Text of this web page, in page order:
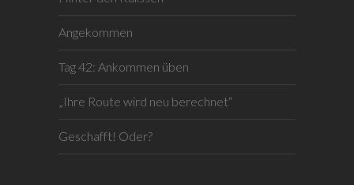
Angekommen
Tag 42: Ankommen üben
„Ihre Route wird neu berechnet“
Geschafft! Oder?